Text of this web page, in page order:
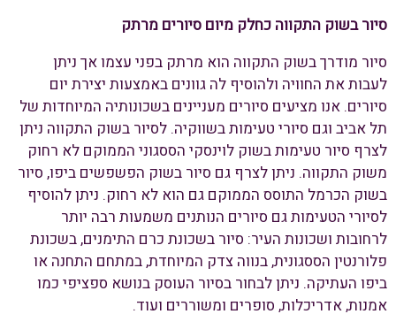
סיור בשוק התקווה כחלק מיום סיורים מרתק
סיור מודרך בשוק התקווה הוא מרתק בפני עצמו אך ניתן
לעבות את החוויה ולהוסיף לה גוונים באמצעות יצירת יום
סיורים. אנו מציעים סיורים מעניינים בשכונותיה המיוחדות של
תל אביב וגם סיורי טעימות בשווקיה. לסיור בשוק התקווה ניתן
לצרף סיור טעימות בשוק לוינסקי הססגוני הממוקם לא רחוק
משוק התקווה. ניתן לצרף גם סיור בשוק הפשפשים ביפו, סיור
בשוק הכרמל התוסס הממוקם גם הוא לא רחוק. ניתן להוסיף
לסיורי הטעימות גם סיורים הנותנים משמעות רבה יותר
לרחובות ושכונות העיר: סיור בשכונת כרם התימנים, בשכונת
פלורנטין הססגונית, בנווה צדק המיוחדת, במתחם התחנה או
ביפו העתיקה. ניתן לבחור בסיור העוסק בנושא ספציפי כמו
אמנות, אדריכלות, סופרים ומשוררים ועוד.